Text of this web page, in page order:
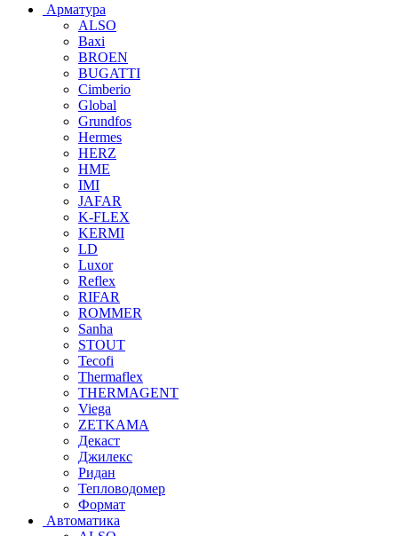
Арматура
ALSO
Baxi
BROEN
BUGATTI
Cimberio
Global
Grundfos
Hermes
HERZ
HME
IMI
JAFAR
K-FLEX
KERMI
LD
Luxor
Reflex
RIFAR
ROMMER
Sanha
STOUT
Tecofi
Thermaflex
THERMAGENT
Viega
ZETKAMA
Декаст
Джилекс
Ридан
Тепловодомер
Формат
Автоматика